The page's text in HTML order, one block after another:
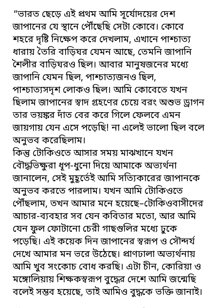
“ভারত ছেড়ে এই প্রথম আমি সূর্যোদয়ের দেশ
জাপানের যে স্থানে পৌঁছেছি সেটা কোবে। কোবে
শহরে দৃষ্টি নিক্ষেপ করে দেখলাম, এখানে পাশ্চাত্য
ধারায় তৈরি বাড়িঘর যেমন আছে, তেমনি জাপানি
শৈলীর বাড়িঘরও ছিল। আবার মানুষজনের মধ্যে
জাপানি যেমন ছিল, পাশ্চাত্যজনও ছিল,
পাশ্চাত্যসদৃশ লোকও ছিল। আমি কোবেতে যখন
ছিলাম জাপানের স্বাদ গ্রহণের চেয়ে বরং অশুভ ড্রাগন
তার ভয়ঙ্কর দাঁত বের করে গিলে ফেলবে এমন
জায়গায় যেন এসে পড়েছি! না এলেই ভালো ছিল বলে
অনুভব করেছিলাম।
কিন্তু টোকিওতে আসার সময় মাঝখানে যখন
বৌদ্ধভিক্ষুরা ধূপ-ধুনো দিয়ে আমাকে অভ্যর্থনা
জানালেন, সেই মুহূর্তেই আমি সত্যিকারের জাপানকে
অনুভব করতে পারলাম। যখন আমি টোকিওতে
পৌঁছলাম, তখন আমার মনে হয়েছে–টোকিওবাসীদের
আচার-ব্যবহার সব যেন কবিতার মতো, আর আমি
যেন ফুল ফোটানো চেরী গাছগুলির মধ্যে ঢুকে
পড়েছি। এই কয়েক দিন জাপানের স্বরূপ ও সৌন্দর্য
দেখে আমার মন ভরে উঠেছে। প্রাণঢালা অভ্যর্থনায়
আমি খুব সংকোচ বোধ করছি। এটা চীন, কোরিয়া ও
মঙ্গোলিয়ায় শিক্ষকস্বরূপ বুদ্ধের দেশে আমি জন্মেছি
বলেই সম্ভব হয়েছে, তাই আমিও বুদ্ধকে ভক্তি জানাই।